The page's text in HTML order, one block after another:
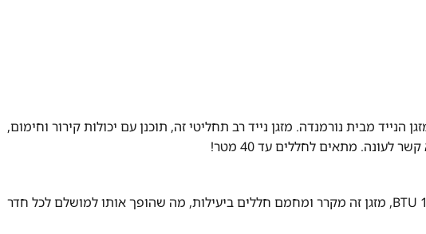
מבית נורמנדה. מזגן נייד רב תחליטי זה, תוכנן עם יכולות קירור וחימום,
מתאים לחללים עד 40 מטר!
1. קירור וחימום עוצמתיים: עם קיבולת של 12000 BTU, מזגן זה מקרר ומחמם חללים ביעילות, מה שהופך אותו למושלם לכל חדר